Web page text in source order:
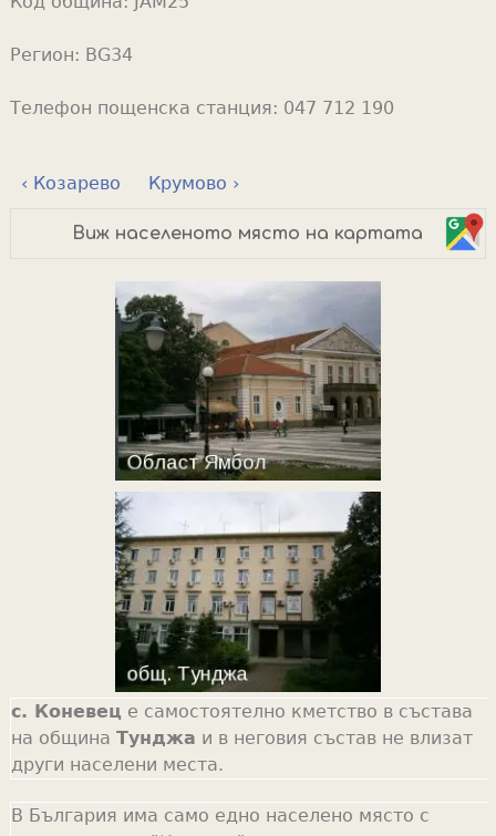
Регион: BG34
Телефон пощенска станция: 047 712 190
‹ Козарево Крумово ›
Виж населеното място на картата
с. Коневец е самостоятелно кметство в състава
на община Тунджа и в неговия състав не влизат
други населени места.
В България има само едно населено място с